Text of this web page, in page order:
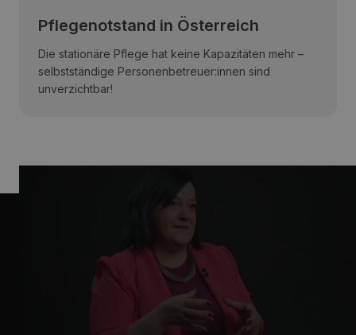
Pflegenotstand in Österreich
Die stationäre Pflege hat keine Kapazitäten mehr –
selbstständige Personenbetreuer:innen sind
unverzichtbar!